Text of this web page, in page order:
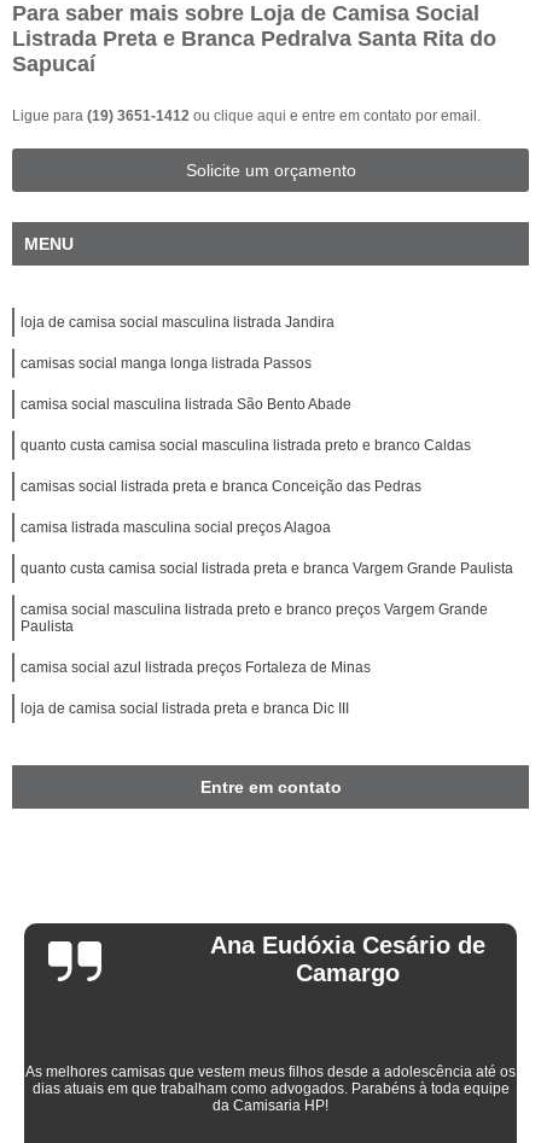
Para saber mais sobre Loja de Camisa Social
Listrada Preta e Branca Pedralva Santa Rita do
Sapucaí
Ligue para (19) 3651-1412 ou clique aqui e entre em contato por email.
Solicite um orçamento
MENU
loja de camisa social masculina listrada Jandira
camisas social manga longa listrada Passos
camisa social masculina listrada São Bento Abade
quanto custa camisa social masculina listrada preto e branco Caldas
camisas social listrada preta e branca Conceição das Pedras
camisa listrada masculina social preços Alagoa
quanto custa camisa social listrada preta e branca Vargem Grande Paulista
camisa social masculina listrada preto e branco preços Vargem Grande
Paulista
camisa social azul listrada preços Fortaleza de Minas
loja de camisa social listrada preta e branca Dic III
Entre em contato
Ana Eudóxia Cesário de
Camargo
As melhores camisas que vestem meus filhos desde a adolescência até os
dias atuais em que trabalham como advogados. Parabéns à toda equipe
da Camisaria HP!